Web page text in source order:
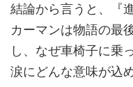
結論から言うと、『
カーマンは物語の最
し、なぜ車椅子に乗
涙にどんな意味が込